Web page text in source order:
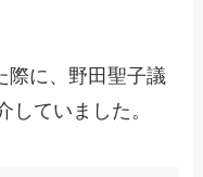
際に、野田聖子議
していました。